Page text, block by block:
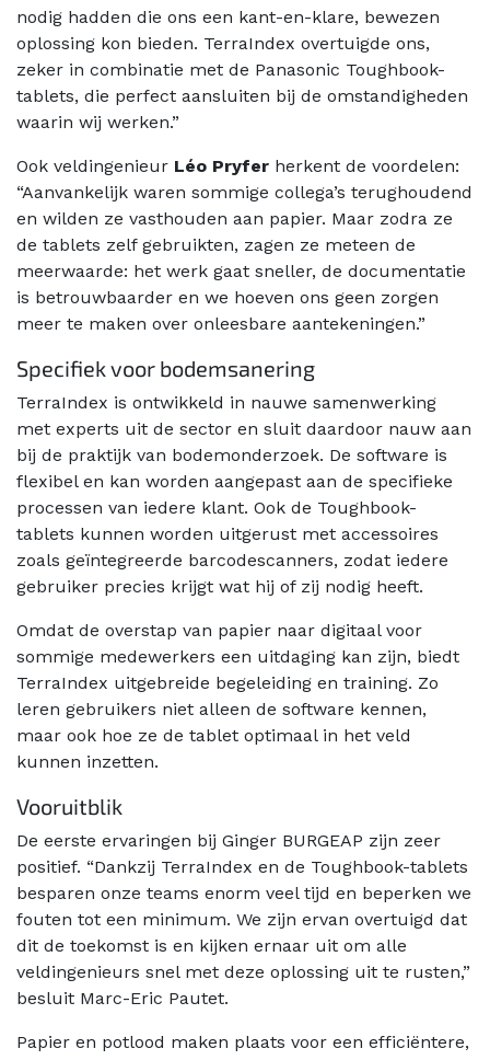
nodig hadden die ons een kant-en-klare, bewezen
oplossing kon bieden. TerraIndex overtuigde ons,
zeker in combinatie met de Panasonic Toughbook-
tablets, die perfect aansluiten bij de omstandigheden
waarin wij werken.”
Ook veldingenieur Léo Pryfer herkent de voordelen:
“Aanvankelijk waren sommige collega’s terughoudend
en wilden ze vasthouden aan papier. Maar zodra ze
de tablets zelf gebruikten, zagen ze meteen de
meerwaarde: het werk gaat sneller, de documentatie
is betrouwbaarder en we hoeven ons geen zorgen
meer te maken over onleesbare aantekeningen.”
Specifiek voor bodemsanering
TerraIndex is ontwikkeld in nauwe samenwerking
met experts uit de sector en sluit daardoor nauw aan
bij de praktijk van bodemonderzoek. De software is
flexibel en kan worden aangepast aan de specifieke
processen van iedere klant. Ook de Toughbook-
tablets kunnen worden uitgerust met accessoires
zoals geïntegreerde barcodescanners, zodat iedere
gebruiker precies krijgt wat hij of zij nodig heeft.
Omdat de overstap van papier naar digitaal voor
sommige medewerkers een uitdaging kan zijn, biedt
TerraIndex uitgebreide begeleiding en training. Zo
leren gebruikers niet alleen de software kennen,
maar ook hoe ze de tablet optimaal in het veld
kunnen inzetten.
Vooruitblik
De eerste ervaringen bij Ginger BURGEAP zijn zeer
positief. “Dankzij TerraIndex en de Toughbook-tablets
besparen onze teams enorm veel tijd en beperken we
fouten tot een minimum. We zijn ervan overtuigd dat
dit de toekomst is en kijken ernaar uit om alle
veldingenieurs snel met deze oplossing uit te rusten,”
besluit Marc-Eric Pautet.
Papier en potlood maken plaats voor een efficiëntere,